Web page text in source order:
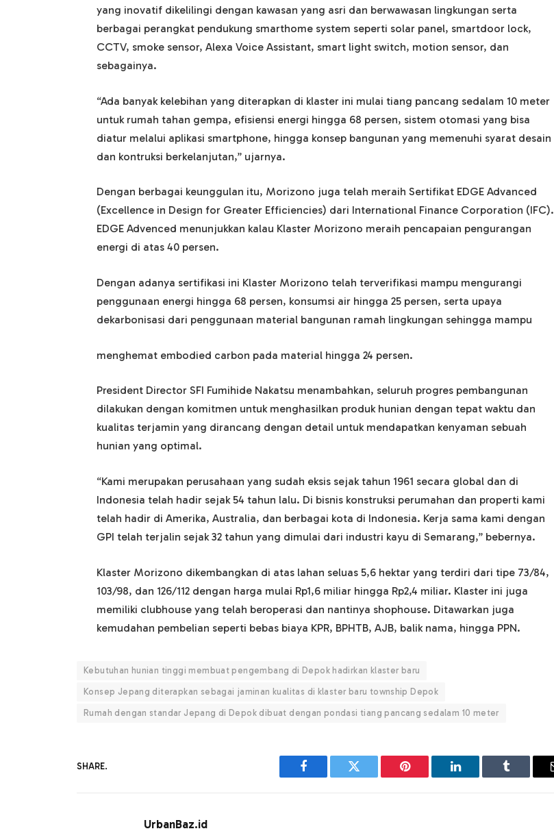
yang inovatif dikelilingi dengan kawasan yang asri dan berwawasan lingkungan serta
berbagai perangkat pendukung smarthome system seperti solar panel, smartdoor lock,
CCTV, smoke sensor, Alexa Voice Assistant, smart light switch, motion sensor, dan
sebagainya.
“Ada banyak kelebihan yang diterapkan di klaster ini mulai tiang pancang sedalam 10 meter
untuk rumah tahan gempa, efisiensi energi hingga 68 persen, sistem otomasi yang bisa
diatur melalui aplikasi smartphone, hingga konsep bangunan yang memenuhi syarat desain
dan kontruksi berkelanjutan,” ujarnya.
Dengan berbagai keunggulan itu, Morizono juga telah meraih Sertifikat EDGE Advanced
(Excellence in Design for Greater Efficiencies) dari International Finance Corporation (IFC).
EDGE Advenced menunjukkan kalau Klaster Morizono meraih pencapaian pengurangan
energi di atas 40 persen.
Dengan adanya sertifikasi ini Klaster Morizono telah terverifikasi mampu mengurangi
penggunaan energi hingga 68 persen, konsumsi air hingga 25 persen, serta upaya
dekarbonisasi dari penggunaan material bangunan ramah lingkungan sehingga mampu
menghemat embodied carbon pada material hingga 24 persen.
President Director SFI Fumihide Nakatsu menambahkan, seluruh progres pembangunan
dilakukan dengan komitmen untuk menghasilkan produk hunian dengan tepat waktu dan
kualitas terjamin yang dirancang dengan detail untuk mendapatkan kenyaman sebuah
hunian yang optimal.
“Kami merupakan perusahaan yang sudah eksis sejak tahun 1961 secara global dan di
Indonesia telah hadir sejak 54 tahun lalu. Di bisnis konstruksi perumahan dan properti kami
telah hadir di Amerika, Australia, dan berbagai kota di Indonesia. Kerja sama kami dengan
GPI telah terjalin sejak 32 tahun yang dimulai dari industri kayu di Semarang,” bebernya.
Klaster Morizono dikembangkan di atas lahan seluas 5,6 hektar yang terdiri dari tipe 73/84,
103/98, dan 126/112 dengan harga mulai Rp1,6 miliar hingga Rp2,4 miliar. Klaster ini juga
memiliki clubhouse yang telah beroperasi dan nantinya shophouse. Ditawarkan juga
kemudahan pembelian seperti bebas biaya KPR, BPHTB, AJB, balik nama, hingga PPN.
Kebutuhan hunian tinggi membuat pengembang di Depok hadirkan klaster baru
Konsep Jepang diterapkan sebagai jaminan kualitas di klaster baru township Depok
Rumah dengan standar Jepang di Depok dibuat dengan pondasi tiang pancang sedalam 10 meter
SHARE.
Facebook Twitter Pinterest LinkedIn Tumblr
UrbanBaz.id